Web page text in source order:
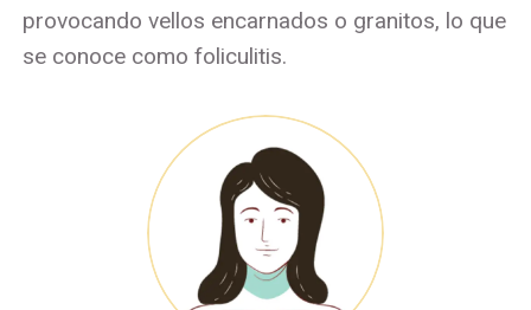
provocando vellos encarnados o granitos, lo que
se conoce como foliculitis.